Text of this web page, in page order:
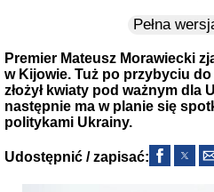
Pełna
Premier Mateusz Morawiecki
w Kijowie. Tuż po przybyciu
złożył kwiaty pod ważnym dla
następnie ma w planie się
politykami Ukrainy.
Udostępnić / zapisać: